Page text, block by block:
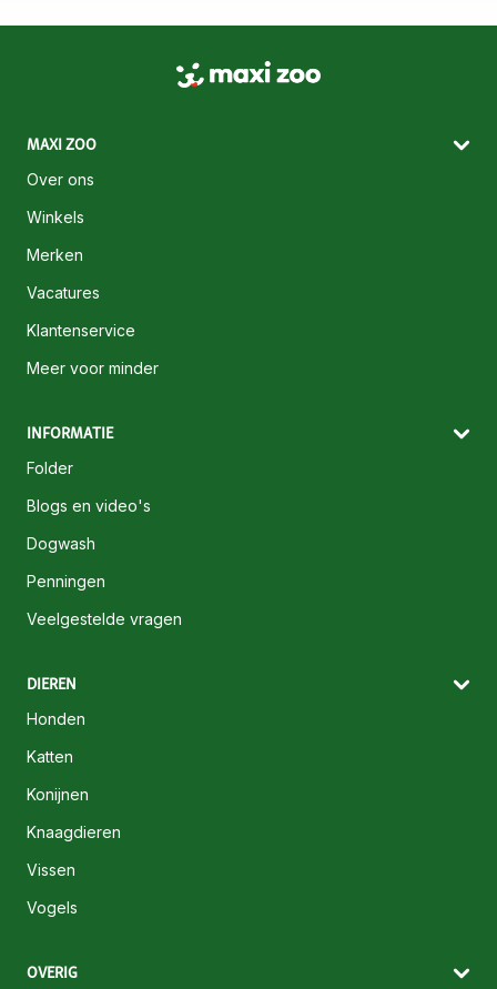
MAXI ZOO
Over ons
Winkels
Merken
Vacatures
Klantenservice
Meer voor minder
INFORMATIE
Folder
Blogs en video's
Dogwash
Penningen
Veelgestelde vragen
DIEREN
Honden
Katten
Konijnen
Knaagdieren
Vissen
Vogels
OVERIG